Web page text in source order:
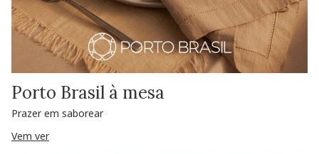
Porto Brasil à mesa
Prazer em saborear
Vem ver